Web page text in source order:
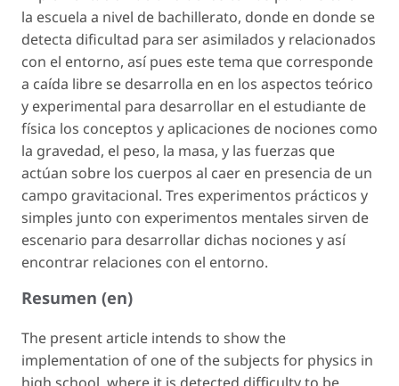
la escuela a nivel de bachillerato, donde en donde se
detecta dificultad para ser asimilados y relacionados
con el entorno, así pues este tema que corresponde
a caída libre se desarrolla en en los aspectos teórico
y experimental para desarrollar en el estudiante de
física los conceptos y aplicaciones de nociones como
la gravedad, el peso, la masa, y las fuerzas que
actúan sobre los cuerpos al caer en presencia de un
campo gravitacional. Tres experimentos prácticos y
simples junto con experimentos mentales sirven de
escenario para desarrollar dichas nociones y así
encontrar relaciones con el entorno.
Resumen (en)
The present article intends to show the
implementation of one of the subjects for physics in